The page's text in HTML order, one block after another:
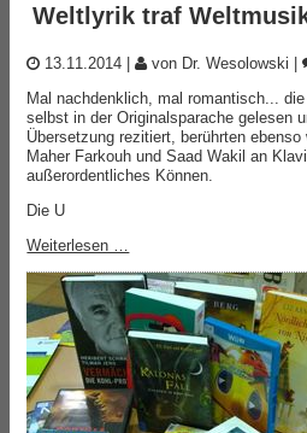
Weltlyrik traf
13.11.2014 | von Dr. Wesolowski |
Mal nachdenklich, mal romantisch...
selbst in der Originalsparache gelesen
Übersetzung rezitiert, berührten
Maher Farkouh und Saad Wakil an
außerordentliches Können.
Die U
Weiterlesen …